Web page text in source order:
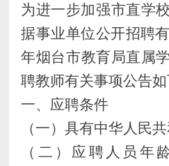
为进一步加强市直学
据事业单位公开招聘
年烟台市教育局直属
聘教师有关事项公告如
一、 应聘条件
（一）具有中华人民
（二）应聘人员年